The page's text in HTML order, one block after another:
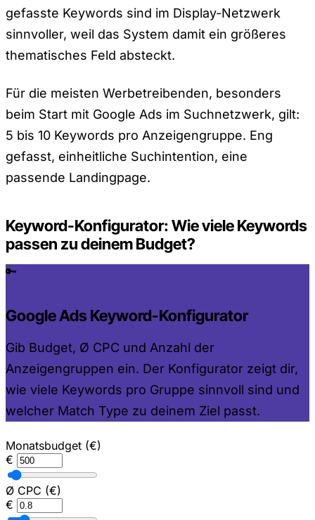
gefasste Keywords sind im Display-Netzwerk
sinnvoller, weil das System damit ein größeres
thematisches Feld absteckt.
Für die meisten Werbetreibenden, besonders
beim Start mit Google Ads im Suchnetzwerk, gilt:
5 bis 10 Keywords pro Anzeigengruppe. Eng
gefasst, einheitliche Suchintention, eine
passende Landingpage.
Keyword-Konfigurator: Wie viele Keywords
passen zu deinem Budget?
🔑
Google Ads Keyword-Konfigurator
Gib Budget, Ø CPC und Anzahl der
Anzeigengruppen ein. Der Konfigurator zeigt dir,
wie viele Keywords pro Gruppe sinnvoll sind und
welcher Match Type zu deinem Ziel passt.
Monatsbudget (€)
€
Ø CPC (€)
€